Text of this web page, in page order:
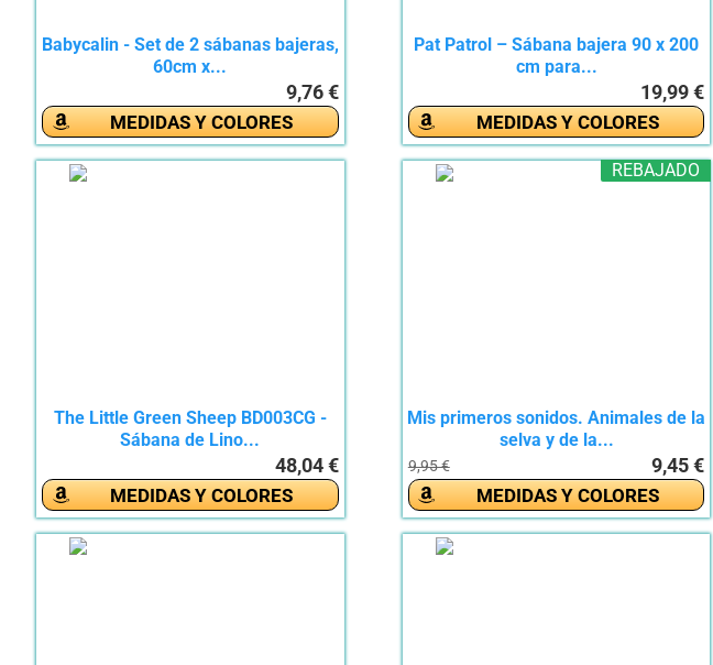
Babycalin - Set de 2 sábanas bajeras,
60cm x...
9,76 €
MEDIDAS Y COLORES
Pat Patrol – Sábana bajera 90 x 200
cm para...
19,99 €
MEDIDAS Y COLORES
The Little Green Sheep BD003CG -
Sábana de Lino...
48,04 €
MEDIDAS Y COLORES
REBAJADO
Mis primeros sonidos. Animales de la
selva y de la...
9,95 € 9,45 €
MEDIDAS Y COLORES